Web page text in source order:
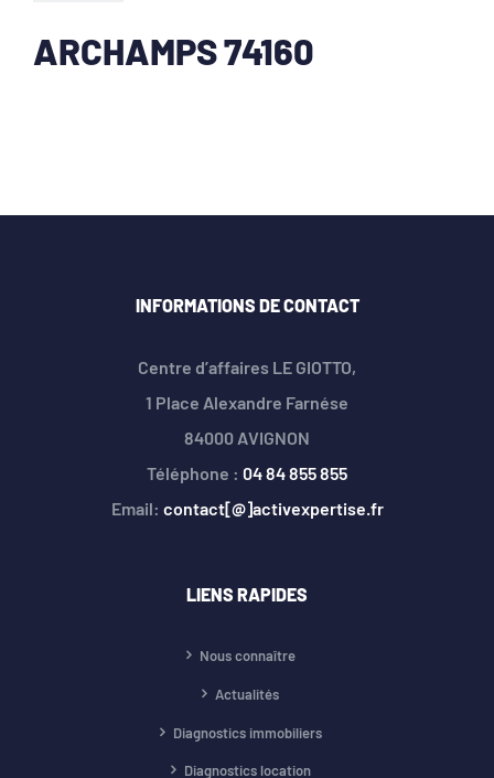
ARCHAMPS 74160
INFORMATIONS DE CONTACT
Centre d’affaires LE GIOTTO,
1 Place Alexandre Farnése
84000 AVIGNON
Téléphone : 04 84 855 855
Email: contact[@]activexpertise.fr
LIENS RAPIDES
Nous connaître
Actualités
Diagnostics immobiliers
Diagnostics location